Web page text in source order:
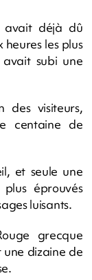
avait déjà dû
les plus
subi une
des visiteurs,
centaine de
et seule une
éprouvés
luisants.
grecque
une dizaine de